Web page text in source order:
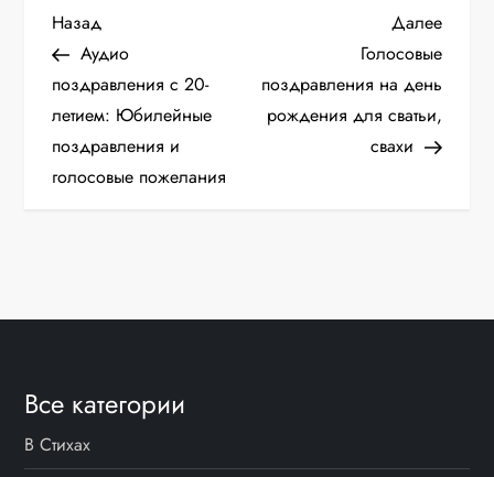
Н
а
в
и
и
я
Предыдущая
запись
Назад
Аудио
поздравления с 20-
летием: Юбилейные
поздравления и
голосовые пожелания
запись
Далее
Голосовые
поздравления на день
рождения для сватьи,
свахи
Все категории
В Стихах